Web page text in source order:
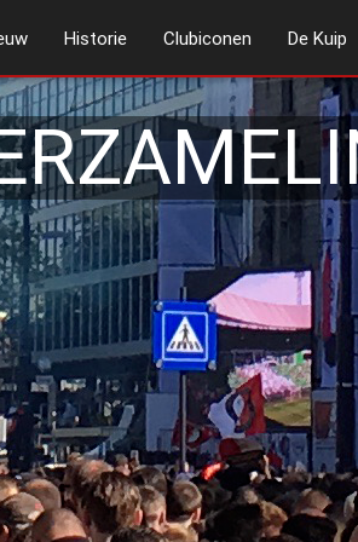
Historie Clubiconen De Kuip